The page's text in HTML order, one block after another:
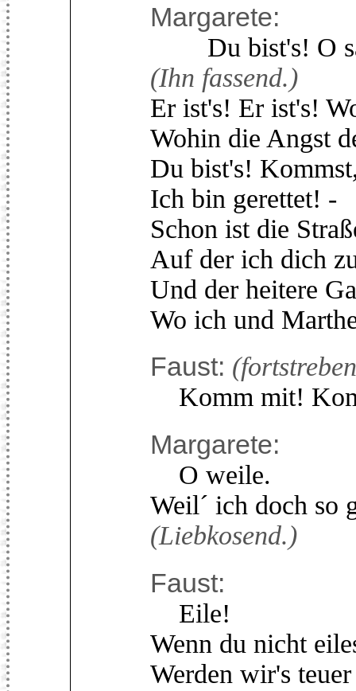
Margarete:
Du bist's! O
(Ihn fassend.)
Er ist's! Er ist's!
Wohin die Angst
Du bist's!
Ich bin gerettet! -
Schon ist die
Auf der ich dich
Und der heitere
Wo ich und
Faust:
Komm mit!
Margarete:
O weile.
Weil´ ich doch so
(Liebkosend.)
Faust:
Eile!
Wenn du nicht
Werden wir's